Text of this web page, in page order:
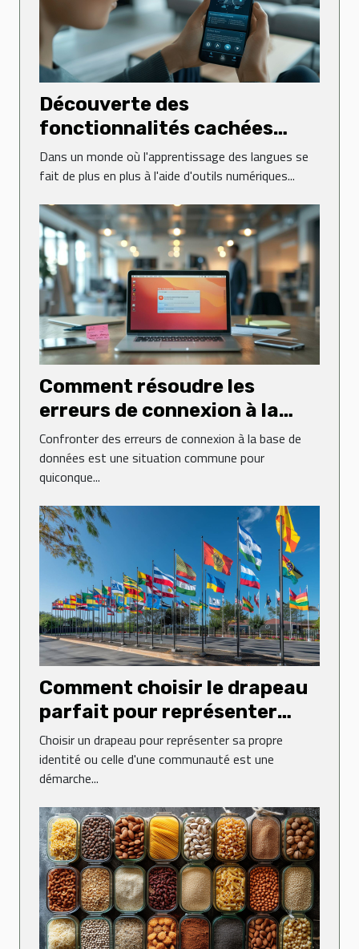
Découverte des
fonctionnalités cachées
dans les applications de
langues
Dans un monde où l'apprentissage des langues se
fait de plus en plus à l'aide d'outils numériques...
Comment résoudre les
erreurs de connexion à la
base de données sur un site
web
Confronter des erreurs de connexion à la base de
données est une situation commune pour
quiconque...
Comment choisir le drapeau
parfait pour représenter
votre identité
Choisir un drapeau pour représenter sa propre
identité ou celle d'une communauté est une
démarche...